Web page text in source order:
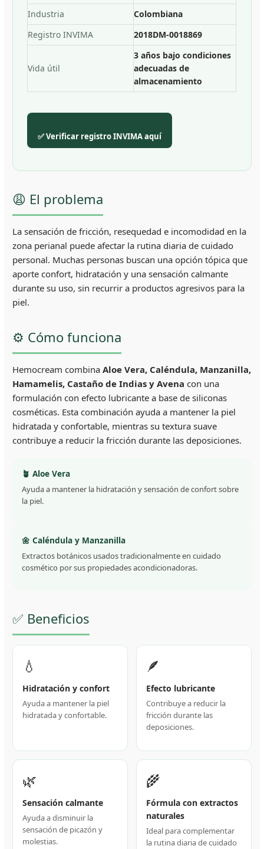
Industria
Colombiana
Registro INVIMA
2018DM-0018869
Vida útil
3 años bajo condiciones
adecuadas de
almacenamiento
✅ Verificar registro INVIMA aquí
😩 El problema
La sensación de fricción, resequedad e incomodidad en la
zona perianal puede afectar la rutina diaria de cuidado
personal. Muchas personas buscan una opción tópica que
aporte confort, hidratación y una sensación calmante
durante su uso, sin recurrir a productos agresivos para la
piel.
⚙️ Cómo funciona
Hemocream combinaAloe Vera, Caléndula, Manzanilla,
Hamamelis, Castaño de Indias y Avena con una
formulación con efecto lubricante a base de siliconas
cosméticas. Esta combinación ayuda a mantener la piel
hidratada y confortable, mientras su textura suave
contribuye a reducir la fricción durante las deposiciones.
🪴 Aloe Vera
Ayuda a mantener la hidratación y sensación de confort sobre
la piel.
🌼 Caléndula y Manzanilla
Extractos botánicos usados tradicionalmente en cuidado
cosmético por sus propiedades acondicionadoras.
✅ Beneficios
💧
Hidratación y confort
Ayuda a mantener la piel
hidratada y confortable.
🪶
Efecto lubricante
Contribuye a reducir la
fricción durante las
deposiciones.
🌿
Sensación calmante
Ayuda a disminuir la
sensación de picazón y
molestias.
🌾
Fórmula con extractos
naturales
Ideal para complementar
la rutina diaria de cuidado